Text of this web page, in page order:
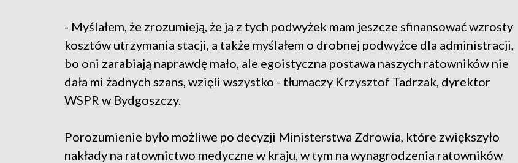
- Myślałem, że zrozumieją, że ja z tych podwyżek mam jeszcze sfinansować wzrosty
kosztów utrzymania stacji, a także myślałem o drobnej podwyżce dla administracji,
bo oni zarabiają naprawdę mało, ale egoistyczna postawa naszych ratowników nie
dała mi żadnych szans, wzięli wszystko - tłumaczy Krzysztof Tadrzak, dyrektor
WSPR w Bydgoszczy.
Porozumienie było możliwe po decyzji Ministerstwa Zdrowia, które zwiększyło
nakłady na ratownictwo medyczne w kraju, w tym na wynagrodzenia ratowników